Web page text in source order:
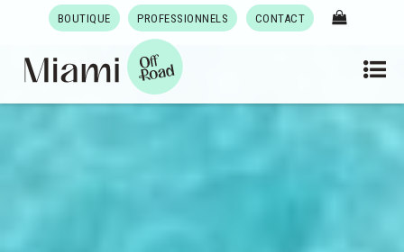
BOUTIQUE PROFESSIONNELS CONTACT